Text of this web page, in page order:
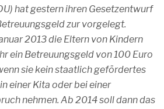
hat gestern ihren Gesetzentwurf
zur vorgelegt.
2013 die Eltern von Kindern
ein Betreuungsgeld von 100 Euro
sie kein staatlich gefördertes
einer Kita oder bei einer
nehmen. Ab 2014 soll dann das